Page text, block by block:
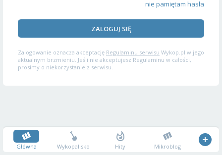
nie pamiętam hasła
ZALOGUJ SIĘ
Zalogowanie oznacza akceptację Regulaminu serwisu Wykop.pl w jego
aktualnym brzmieniu. Jeśli nie akceptujesz Regulaminu w całości,
prosimy o niekorzystanie z serwisu.
Główna Wykopalisko Hity Mikroblog